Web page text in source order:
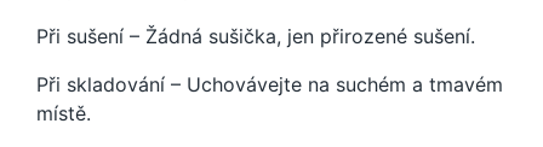
Při sušení – Žádná sušička, jen přirozené sušení.
Při skladování – Uchovávejte na suchém a tmavém
místě.